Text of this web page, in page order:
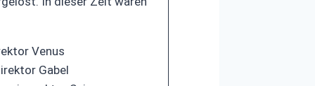
Venus
Gabel